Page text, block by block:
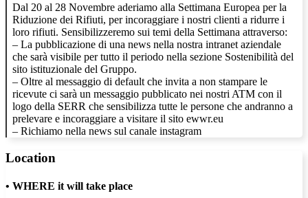
Dal 20 al 28 Novembre aderiamo alla Settimana Europea per la
Riduzione dei Rifiuti, per incoraggiare i nostri clienti a ridurre i
loro rifiuti. Sensibilizzeremo sui temi della Settimana attraverso:
– La pubblicazione di una news nella nostra intranet aziendale
che sarà visibile per tutto il periodo nella sezione Sostenibilità del
sito istituzionale del Gruppo.
– Oltre al messaggio di default che invita a non stampare le
ricevute ci sarà un messaggio pubblicato nei nostri ATM con il
logo della SERR che sensibilizza tutte le persone che andranno a
prelevare e incoraggiare a visitare il sito ewwr.eu
– Richiamo nella news sul canale instagram
Location
• WHERE it will take place